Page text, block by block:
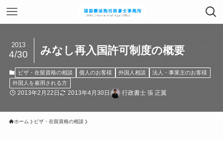
みなし再入国許可制度の概要
2013
4/30
ビザ・在留資格の相談 個人のお客様 外国人相談
法人・事業主のお客様
外国人を雇用される方
2013年2月22日 2013年4月30日 行政書士 張 正翼
ホーム ビザ・在留資格の相談